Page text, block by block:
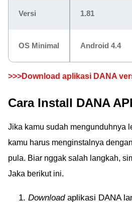
Versi 1.81
OS Minimal Android 4.4
>>>Download aplikasi DANA
Cara Install DANA
Jika kamu sudah mengunduhnya
kamu harus menginstalnya
pula. Biar nggak salah langkah,
Jaka berikut ini.
Downloadaplikasi DANA